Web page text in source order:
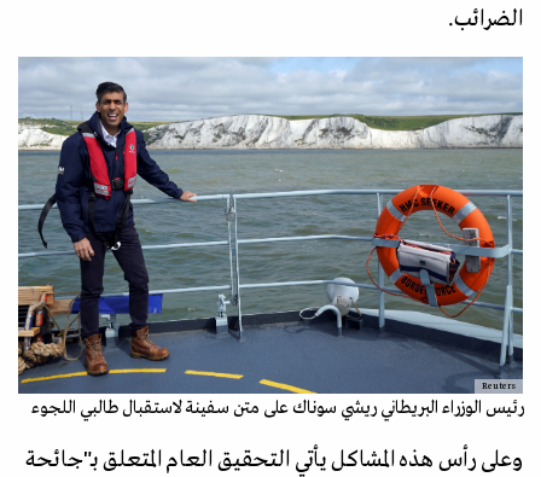
الضرائب.
Reuters
رئيس الوزراء البريطاني ريشي سوناك على متن سفينة لاستقبال طالبي اللجوء
وعلى رأس هذه المشاكل يأتي التحقيق العام المتعلق بـ"جائحة